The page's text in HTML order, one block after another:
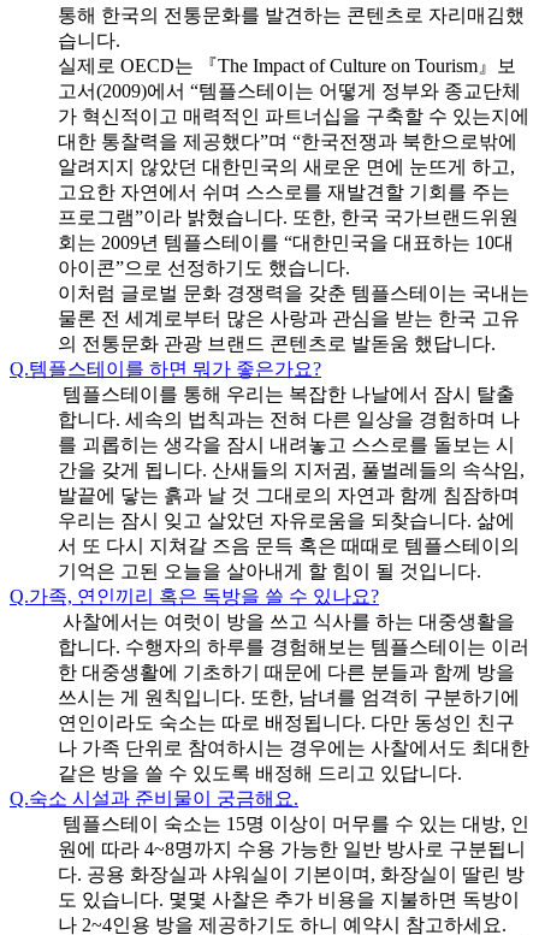
통해 한국의 전통문화를 발견하는 콘텐츠로 자리매김했
습니다.
실제로 OECD는 『The Impact of Culture on Tourism』보
고서(2009)에서 “템플스테이는 어떻게 정부와 종교단체
가 혁신적이고 매력적인 파트너십을 구축할 수 있는지에
대한 통찰력을 제공했다”며 “한국전쟁과 북한으로밖에
알려지지 않았던 대한민국의 새로운 면에 눈뜨게 하고,
고요한 자연에서 쉬며 스스로를 재발견할 기회를 주는
프로그램”이라 밝혔습니다. 또한, 한국 국가브랜드위원
회는 2009년 템플스테이를 “대한민국을 대표하는 10대
아이콘”으로 선정하기도 했습니다.
이처럼 글로벌 문화 경쟁력을 갖춘 템플스테이는 국내는
물론 전 세계로부터 많은 사랑과 관심을 받는 한국 고유
의 전통문화 관광 브랜드 콘텐츠로 발돋움 했답니다.
Q.템플스테이를 하면 뭐가 좋은가요?
템플스테이를 통해 우리는 복잡한 나날에서 잠시 탈출
합니다. 세속의 법칙과는 전혀 다른 일상을 경험하며 나
를 괴롭히는 생각을 잠시 내려놓고 스스로를 돌보는 시
간을 갖게 됩니다. 산새들의 지저귐, 풀벌레들의 속삭임,
발끝에 닿는 흙과 날 것 그대로의 자연과 함께 침잠하며
우리는 잠시 잊고 살았던 자유로움을 되찾습니다. 삶에
서 또 다시 지쳐갈 즈음 문득 혹은 때때로 템플스테이의
기억은 고된 오늘을 살아내게 할 힘이 될 것입니다.
Q.가족, 연인끼리 혹은 독방을 쓸 수 있나요?
사찰에서는 여럿이 방을 쓰고 식사를 하는 대중생활을
합니다. 수행자의 하루를 경험해보는 템플스테이는 이러
한 대중생활에 기초하기 때문에 다른 분들과 함께 방을
쓰시는 게 원칙입니다. 또한, 남녀를 엄격히 구분하기에
연인이라도 숙소는 따로 배정됩니다. 다만 동성인 친구
나 가족 단위로 참여하시는 경우에는 사찰에서도 최대한
같은 방을 쓸 수 있도록 배정해 드리고 있답니다.
Q.숙소 시설과 준비물이 궁금해요.
템플스테이 숙소는 15명 이상이 머무를 수 있는 대방, 인
원에 따라 4~8명까지 수용 가능한 일반 방사로 구분됩니
다. 공용 화장실과 샤워실이 기본이며, 화장실이 딸린 방
도 있습니다. 몇몇 사찰은 추가 비용을 지불하면 독방이
나 2~4인용 방을 제공하기도 하니 예약시 참고하세요.